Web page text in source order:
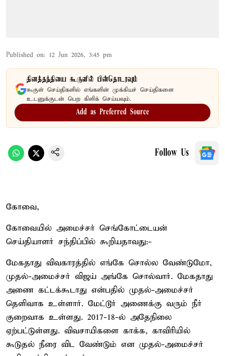
Published on: 12 Jun 2026, 3:45 pm
தினத்தந்தியை கூகுளில் பின்தொடரவும்
கூகுள் செய்திகளில் எங்களின் முக்கியச் செய்திகளை
உடனுக்குடன் பெற கிளிக் செய்யவும்.
Add as Preferred Source
Follow Us
கோவை,
கோவையில் அமைச்சர் செங்கோட்டையன்
செய்தியாளர் சந்திப்பில் கூறியதாவது:-
மேகதாது விவகாரத்தில் எங்கே சொல்ல வேண்டுமோ,
முதல்-அமைச்சர் விஜய் அங்கே சொல்வார். மேகதாது
அணை கட்டக்கூடாது என்பதில் முதல்-அமைச்சர்
தெளிவாக உள்ளார். மேட்டூர் அணைக்கு வரும் நீர்
குறைவாக உள்ளது. 2017-18-ல் அதேநிலை
ஏற்பட்டுள்ளது. விவசாயிகளை காக்க, காவிரியில்
கூடுதல் நீரை விட வேண்டும் என முதல்-அமைச்சர்